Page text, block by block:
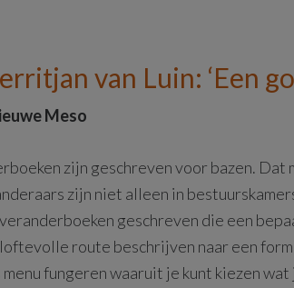
van Luin: ‘Een
Meso
zijn geschreven voor bazen. Dat
zijn niet alleen in
geschreven die een
route beschrijven naar een
menu fungeren waaruit je kunt kiezen